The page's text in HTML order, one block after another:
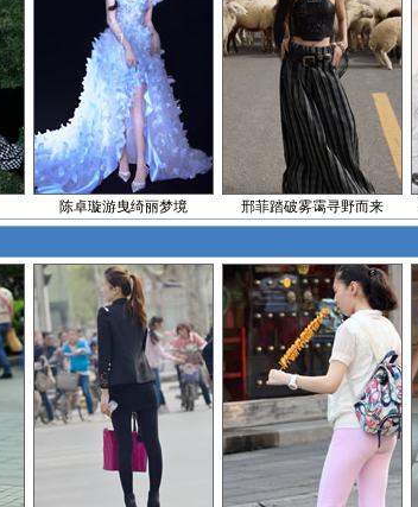
陈卓璇游曳绮丽梦境 邢菲踏破雾霭寻野而来